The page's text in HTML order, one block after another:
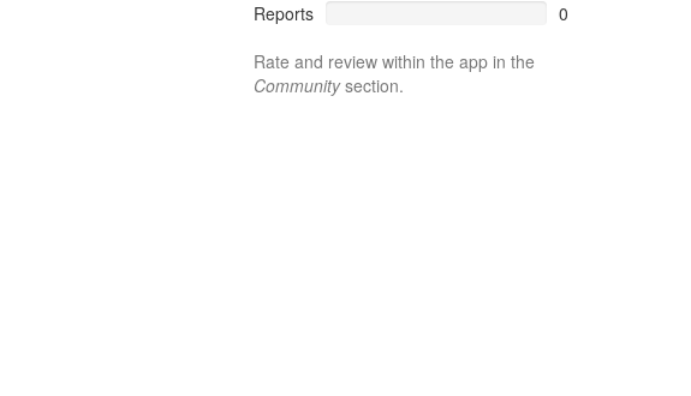
Reports
0
Rate and review within the app in the
Communitysection.